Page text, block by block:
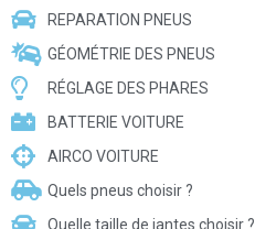
REPARATION PNEUS
GÉOMÉTRIE DES PNEUS
RÉGLAGE DES PHARES
BATTERIE VOITURE
AIRCO VOITURE
Quels pneus choisir ?
Quelle taille de jantes choisir ?